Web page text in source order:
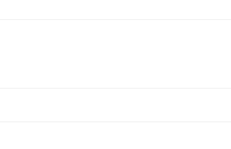
第一站”
超 10 万人次。作为联合主办方，虹桥阿里